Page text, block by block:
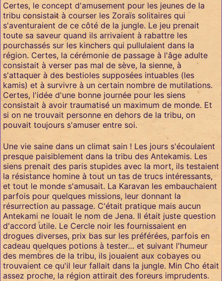
Certes, le concept d'amusement pour les jeunes de la
tribu consistait à courser les Zoraïs solitaires qui
s'aventuraient de ce côté de la jungle. Le jeu prenait
toute sa saveur quand ils arrivaient à rabattre les
pourchassés sur les kinchers qui pullulaient dans la
région. Certes, la cérémonie de passage à l'âge adulte
consistait à verser pas mal de sève, la sienne, à
s'attaquer à des bestioles supposées intuables (les
kamis) et à survivre à un certain nombre de mutilations.
Certes, l'idée d'une bonne journée pour les siens
consistait à avoir traumatisé un maximum de monde. Et
si on ne trouvait personne en dehors de la tribu, on
pouvait toujours s'amuser entre soi.
Une vie saine dans un climat sain ! Les jours s'écoulaient
presque paisiblement dans la tribu des Antekamis. Les
siens prenait des paris stupides avec la mort, ils testaient
la résistance homine à tout un tas de trucs intéressants,
et tout le monde s'amusait. La Karavan les embauchaient
parfois pour quelques missions, leur donnant la
résurrection au passage. C'était pratique mais aucun
Antekami ne louait le nom de Jena. Il était juste question
d'accord utile. Le Cercle noir les fournissaient en
drogues diverses, prix bas sur les préférées, parfois en
cadeau quelques potions à tester… et suivant l'humeur
des membres de la tribu, ils jouaient aux cobayes ou
trouvaient ce qu'il leur fallait dans la jungle. Min Cho était
assez proche, la région attirait des foreurs imprudents.